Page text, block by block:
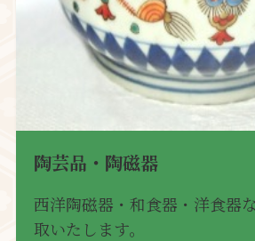
陶芸品・陶磁器
西洋陶磁器・和食器・洋食器
取いたします。